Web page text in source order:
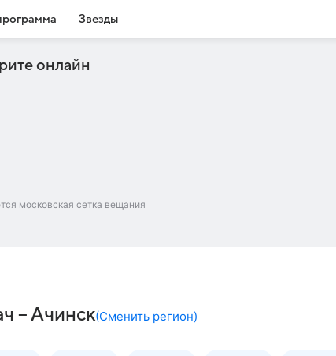
Звезды
онлайн
московская сетка вещания
– Ачинск(Сменить регион)